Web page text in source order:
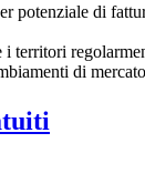
potenziale di
i territori
di mercato